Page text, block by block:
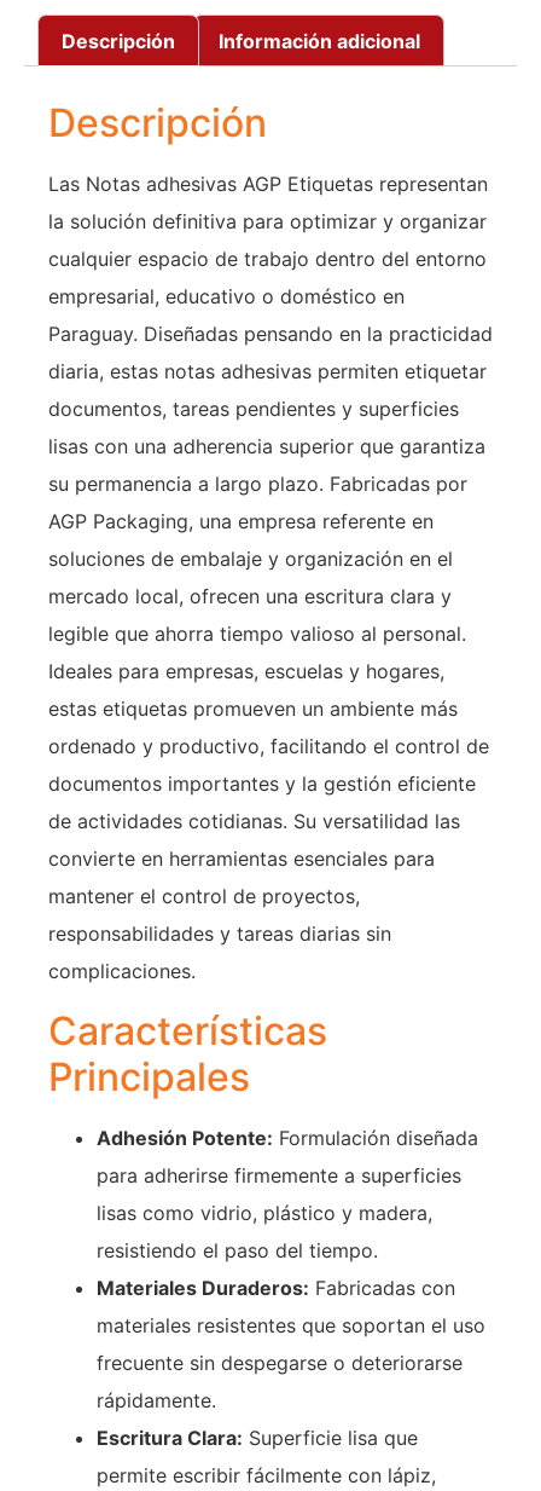
Descripción Información adicional
Descripción
Las Notas adhesivas AGP Etiquetas representan
la solución definitiva para optimizar y organizar
cualquier espacio de trabajo dentro del entorno
empresarial, educativo o doméstico en
Paraguay. Diseñadas pensando en la practicidad
diaria, estas notas adhesivas permiten etiquetar
documentos, tareas pendientes y superficies
lisas con una adherencia superior que garantiza
su permanencia a largo plazo. Fabricadas por
AGP Packaging, una empresa referente en
soluciones de embalaje y organización en el
mercado local, ofrecen una escritura clara y
legible que ahorra tiempo valioso al personal.
Ideales para empresas, escuelas y hogares,
estas etiquetas promueven un ambiente más
ordenado y productivo, facilitando el control de
documentos importantes y la gestión eficiente
de actividades cotidianas. Su versatilidad las
convierte en herramientas esenciales para
mantener el control de proyectos,
responsabilidades y tareas diarias sin
complicaciones.
Características
Principales
Adhesión Potente: Formulación diseñada
para adherirse firmemente a superficies
lisas como vidrio, plástico y madera,
resistiendo el paso del tiempo.
Materiales Duraderos: Fabricadas con
materiales resistentes que soportan el uso
frecuente sin despegarse o deteriorarse
rápidamente.
Escritura Clara: Superficie lisa que
permite escribir fácilmente con lápiz,